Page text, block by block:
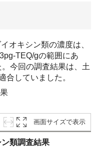
オキシン類の濃度は、
TEQ/gの範囲にあ
今回の調査結果は、土
合していました。
画面サイズで表示
類調査結果